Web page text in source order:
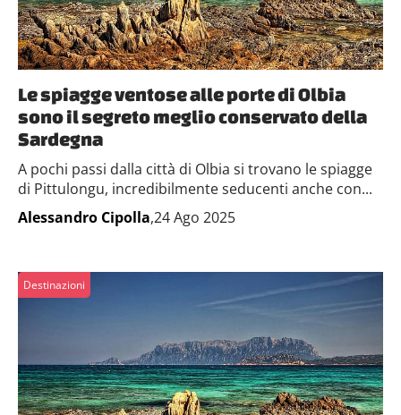
Le spiagge ventose alle porte di Olbia
sono il segreto meglio conservato della
Sardegna
A pochi passi dalla città di Olbia si trovano le spiagge
di Pittulongu, incredibilmente seducenti anche con...
Alessandro Cipolla,24 Ago 2025
Destinazioni